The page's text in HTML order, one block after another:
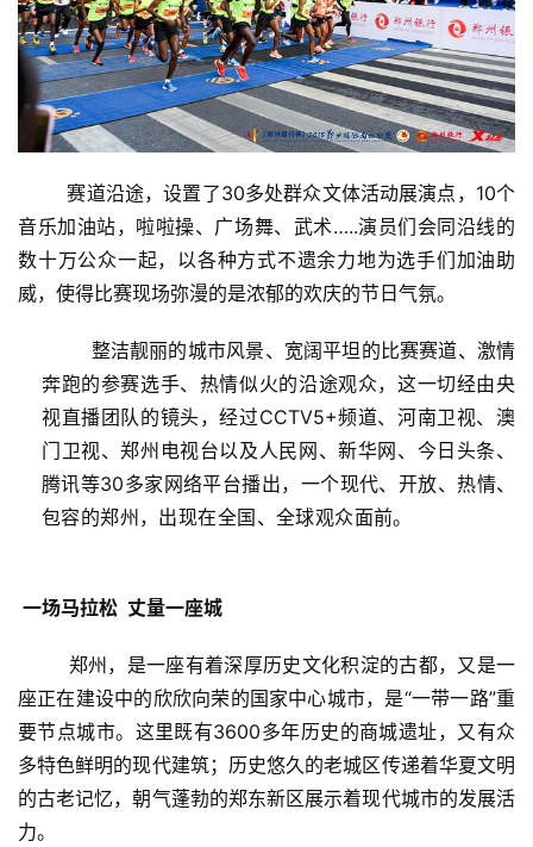
赛道沿途，设置了30多处群众文体活动展演点，10个
音乐加油站，啦啦操、广场舞、武术…..演员们会同沿线的
数十万公众一起，以各种方式不遗余力地为选手们加油助
威，使得比赛现场弥漫的是浓郁的欢庆的节日气氛。
整洁靓丽的城市风景、宽阔平坦的比赛赛道、激情
奔跑的参赛选手、热情似火的沿途观众，这一切经由央
视直播团队的镜头，经过CCTV5+频道、河南卫视、澳
门卫视、郑州电视台以及人民网、新华网、今日头条、
腾讯等30多家网络平台播出，一个现代、开放、热情、
包容的郑州，出现在全国、全球观众面前。
一场马拉松  丈量一座城
郑州，是一座有着深厚历史文化积淀的古都，又是一
座正在建设中的欣欣向荣的国家中心城市，是“一带一路”重
要节点城市。这里既有3600多年历史的商城遗址，又有众
多特色鲜明的现代建筑；历史悠久的老城区传递着华夏文明
的古老记忆，朝气蓬勃的郑东新区展示着现代城市的发展活
力。